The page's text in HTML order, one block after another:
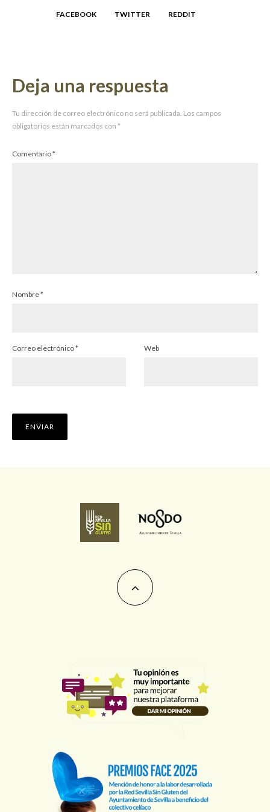
FACEBOOK TWITTER REDDIT
Deja una respuesta
Tu dirección de correo electrónico no será publicada. Los campos
obligatorios están marcados con *
Comentario*
Nombre*
Correo electrónico* Web